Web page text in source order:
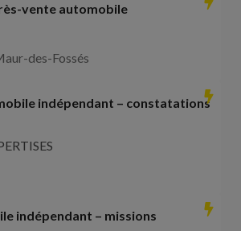
vente automobile
des-Fossés
indépendant – constatations
indépendant – missions